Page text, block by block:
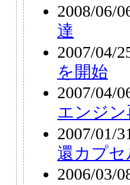
2008/06/
達
2007/04/
を開始
2007/04/
エンジ
2007/01/
還カプ
2006/03/